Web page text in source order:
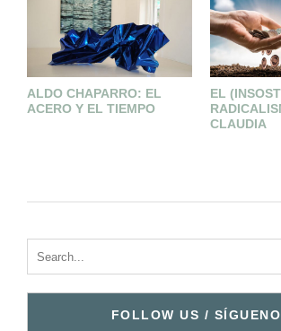
ALDO CHAPARRO: EL
ACERO Y EL TIEMPO
EL
CLAUDIA
FOLLOW US /